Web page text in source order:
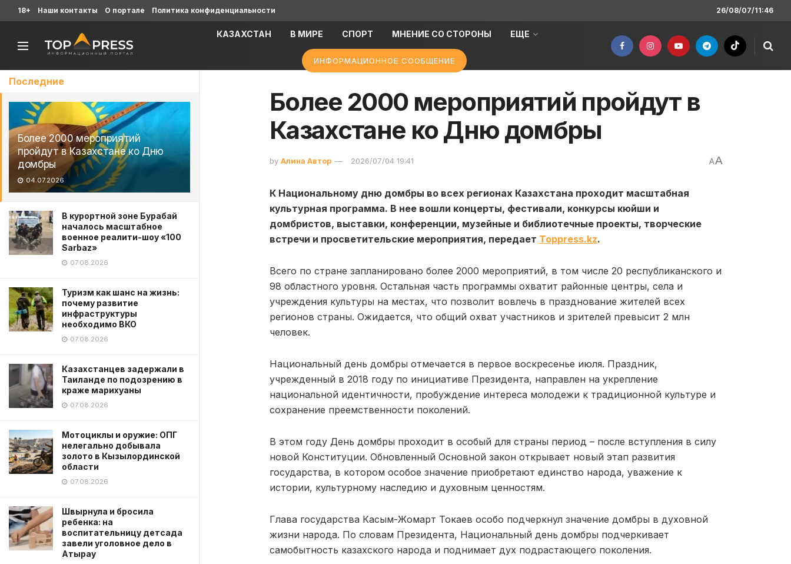
Последние
Более 2000 мероприятий
пройдут в Казахстане ко Дню
домбры
04.07.2026
В курортной зоне Бурабай
началось масштабное
военное реалити-шоу «100
Sarbaz»
07.08.2026
Туризм как шанс на жизнь:
почему развитие
инфраструктуры
необходимо ВКО
07.08.2026
Казахстанцев задержали в
Таиланде по подозрению в
краже марихуаны
07.08.2026
Мотоциклы и оружие: ОПГ
нелегально добывала
золото в Кызылординской
области
07.08.2026
Швырнула и бросила
ребенка: на
воспитательницу детсада
завели уголовное дело в
Атырау
18+ Наши контакты О портале Политика конфиденциальности 26/08/07/11:46
КАЗАХСТАН В МИРЕ СПОРТ МНЕНИЕ СО СТОРОНЫ ЕЩЕ
ИНФОРМАЦИОННОЕ СООБЩЕНИЕ
Более 2000 мероприятий пройдут в
Казахстане ко Дню домбры
by Алина Автор 2026/07/04 19:41 AA
К Национальному дню домбры во всех регионах Казахстана проходит масштабная
культурная программа. В нее вошли концерты, фестивали, конкурсы кюйши и
домбристов, выставки, конференции, музейные и библиотечные проекты, творческие
встречи и просветительские мероприятия, передает Toppress.kz.
Всего по стране запланировано более 2000 мероприятий, в том числе 20 республиканского и
98 областного уровня. Остальная часть программы охватит районные центры, села и
учреждения культуры на местах, что позволит вовлечь в празднование жителей всех
регионов страны. Ожидается, что общий охват участников и зрителей превысит 2 млн
человек.
Национальный день домбры отмечается в первое воскресенье июля. Праздник,
учрежденный в 2018 году по инициативе Президента, направлен на укрепление
национальной идентичности, пробуждение интереса молодежи к традиционной культуре и
сохранение преемственности поколений.
В этом году День домбры проходит в особый для страны период – после вступления в силу
новой Конституции. Обновленный Основной закон открывает новый этап развития
государства, в котором особое значение приобретают единство народа, уважение к
истории, культурному наследию и духовным ценностям.
Глава государства Касым-Жомарт Токаев особо подчеркнул значение домбры в духовной
жизни народа. По словам Президента, Национальный день домбры подчеркивает
самобытность казахского народа и поднимает дух подрастающего поколения.